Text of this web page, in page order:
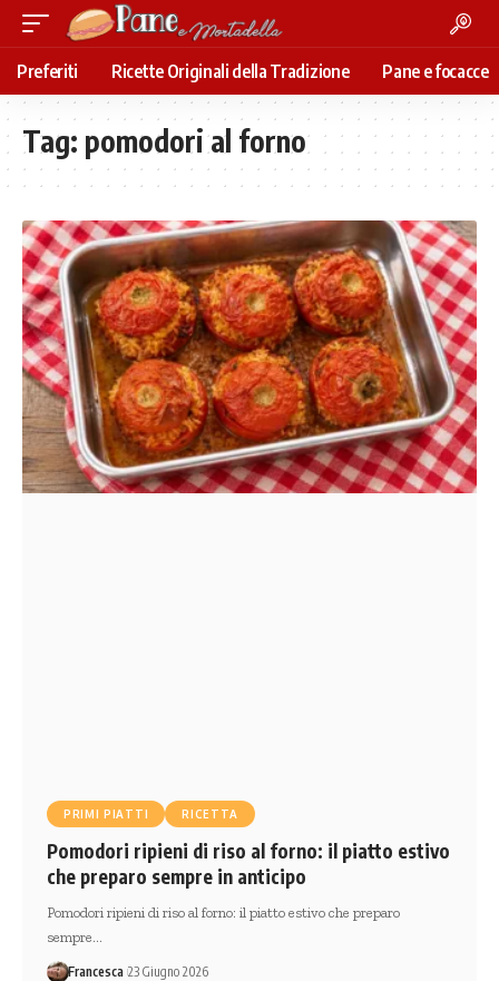
Preferiti Ricette Originali della Tradizione Pane e focacce
Tag: pomodori al forno
PRIMI PIATTI RICETTA
Pomodori ripieni di riso al forno: il piatto estivo
che preparo sempre in anticipo
Pomodori ripieni di riso al forno: il piatto estivo che preparo
sempre…
Francesca 23 Giugno 2026